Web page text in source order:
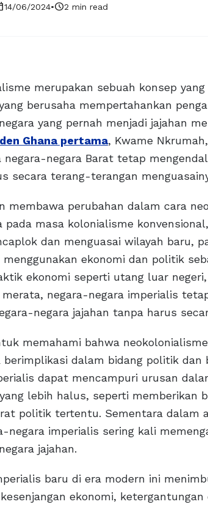
14/06/2024•schedule2 min read
merupakan sebuah konsep
berusaha mempertahankan
yang pernah menjadi jajahan
Ghana pertama, Kwame
negara-negara Barat tetap
secara terang-terangan
membawa perubahan dalam cara
pada masa kolonialisme
dan menguasai wilayah baru,
menggunakan ekonomi dan politik
ekonomi seperti utang luar
negara-negara imperialis
negara jajahan tanpa harus
memahami bahwa
dalam bidang politik dan
dapat mencampuri urusan
lebih halus, seperti memberikan
politik tertentu. Sementara dalam
negara imperialis sering kali
jajahan.
baru di era modern ini
ekonomi,